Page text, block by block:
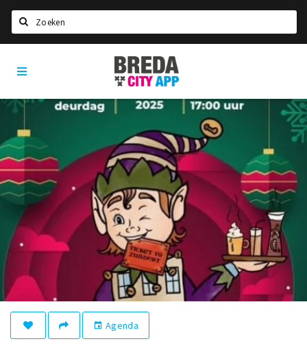
Home
Agenda
Party pics
Nieuws, interviews & blogs
Eten
Drinken
Slapen
Recreatief
Winkels
Winkelgebieden
Breda
City
App
event Agenda